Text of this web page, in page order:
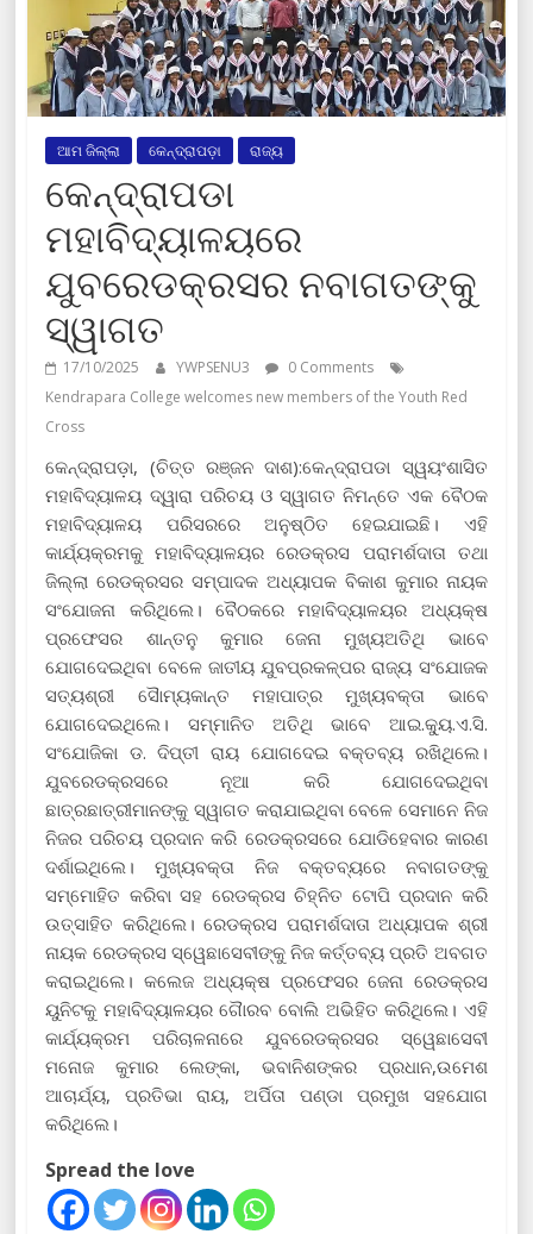
ଆମ ଜିଲ୍ଲା କେନ୍ଦ୍ରାପଡ଼ା ରାଜ୍ୟ
କେନ୍ଦ୍ରାପଡା
ମହାବିଦ୍ୟାଳୟରେ
ଯୁବରେଡକ୍ରସର ନବାଗତଙ୍କୁ
ସ୍ୱାଗତ
17/10/2025 YWPSENU3
0 Comments
Kendrapara College welcomes new members of the Youth Red
Cross
କେନ୍ଦ୍ରାପଡ଼ା, (ଚିତ୍ତ ରଞ୍ଜନ ଦାଶ):କେନ୍ଦ୍ରାପଡା ସ୍ୱୟଂଶାସିତ
ମହାବିଦ୍ୟାଳୟ ଦ୍ୱାରା ପରିଚୟ ଓ ସ୍ୱାଗତ ନିମନ୍ତେ ଏକ ବୈଠକ
ମହାବିଦ୍ୟାଳୟ ପରିସରରେ ଅନୁଷ୍ଠିତ ହେଇଯାଇଛି। ଏହି
କାର୍ଯ୍ୟକ୍ରମକୁ ମହାବିଦ୍ୟାଳୟର ରେଡକ୍ରସ ପରାମର୍ଶଦାତା ତଥା
ଜିଲ୍ଲା ରେଡକ୍ରସର ସମ୍ପାଦକ ଅଧ୍ୟାପକ ବିକାଶ କୁମାର ନାୟକ
ସଂଯୋଜନା କରିଥିଲେ। ବୈଠକରେ ମହାବିଦ୍ୟାଳୟର ଅଧ୍ୟକ୍ଷ
ପ୍ରଫେସର ଶାନ୍ତନୁ କୁମାର ଜେନା ମୁଖ୍ୟଅତିଥି ଭାବେ
ଯୋଗଦେଇଥିବା ବେଳେ ଜାତୀୟ ଯୁବପ୍ରକଳ୍ପର ରାଜ୍ୟ ସଂଯୋଜକ
ସତ୍ୟଶ୍ରୀ ସୈାମ୍ୟକାନ୍ତ ମହାପାତ୍ର ମୁଖ୍ୟବକ୍ତା ଭାବେ
ଯୋଗଦେଇଥିଲେ। ସମ୍ମାନିତ ଅତିଥି ଭାବେ ଆଇ.କ୍ୟୁ.ଏ.ସି.
ସଂଯୋଜିକା ଡ. ଦିପ୍ତୀ ରାୟ ଯୋଗଦେଇ ବକ୍ତବ୍ୟ ରଖିଥିଲେ।
ଯୁବରେଡକ୍ରସରେ ନୂଆ କରି ଯୋଗଦେଇଥିବା
ଛାତ୍ରଛାତ୍ରୀମାନଙ୍କୁ ସ୍ୱାଗତ କରାଯାଇଥିବା ବେଳେ ସେମାନେ ନିଜ
ନିଜର ପରିଚୟ ପ୍ରଦାନ କରି ରେଡକ୍ରସରେ ଯୋଡିହେବାର କାରଣ
ଦର୍ଶାଇଥିଲେ। ମୁଖ୍ୟବକ୍ତା ନିଜ ବକ୍ତବ୍ୟରେ ନବାଗତଙ୍କୁ
ସମ୍ମୋହିତ କରିବା ସହ ରେଡକ୍ରସ ଚିହ୍ନିତ ଟୋପି ପ୍ରଦାନ କରି
ଉତ୍ସାହିତ କରିଥିଲେ। ରେଡକ୍ରସ ପରାମର୍ଶଦାତା ଅଧ୍ୟାପକ ଶ୍ରୀ
ନାୟକ ରେଡକ୍ରସ ସ୍ୱେଛାସେବୀଙ୍କୁ ନିଜ କର୍ତ୍ତବ୍ୟ ପ୍ରତି ଅବଗତ
କରାଇଥିଲେ। କଲେଜ ଅଧ୍ୟକ୍ଷ ପ୍ରଫେସର ଜେନା ରେଡକ୍ରସ
ୟୁନିଟକୁ ମହାବିଦ୍ୟାଳୟର ଗୈାରବ ବୋଲି ଅଭିହିତ କରିଥିଲେ। ଏହି
କାର୍ଯ୍ୟକ୍ରମ ପରିଚାଳନାରେ ଯୁବରେଡକ୍ରସର ସ୍ୱେଛାସେବୀ
ମନୋଜ କୁମାର ଲେଙ୍କା, ଭବାନିଶଙ୍କର ପ୍ରଧାନ,ଉମେଶ
ଆଚାର୍ଯ୍ୟ, ପ୍ରତିଭା ରାୟ, ଅର୍ପିତା ପଣ୍ଡା ପ୍ରମୁଖ ସହଯୋଗ
କରିଥିଲେ।
Spread the love